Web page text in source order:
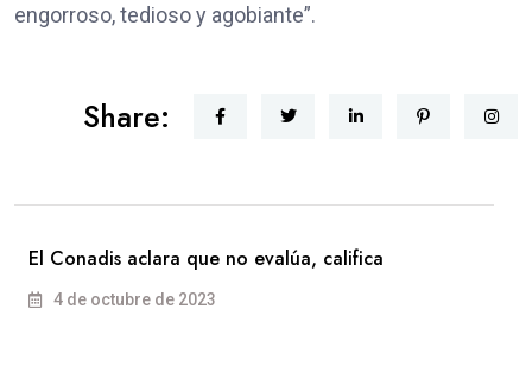
engorroso, tedioso y agobiante”.
Share:
El Conadis aclara que no evalúa, califica
4 de octubre de 2023